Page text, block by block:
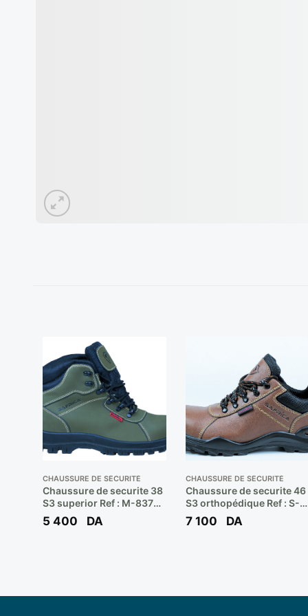
CHAUSSURE DE SÉCURITÉ
Chaussure de securite 38
S3 superior Ref : M-8376
(haute) ** SAFRICA
5 400 DA
CHAUSSURE DE SÉCURITÉ
Chaussure de securite 46
S3 orthopédique Ref : S-
10221 (basse) ** SAFRICA
7 100 DA